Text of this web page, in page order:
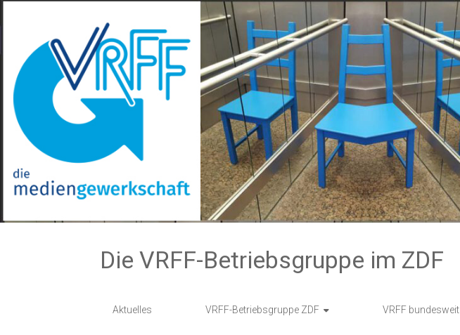
Die VRFF-Betriebsgruppe im ZDF
Aktuelles VRFF-Betriebsgruppe ZDF VRFF bundesweit